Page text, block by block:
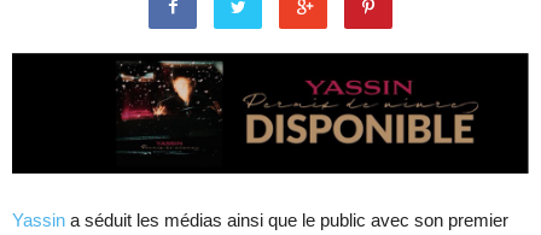
Yassin a séduit les médias ainsi que le public avec son premier